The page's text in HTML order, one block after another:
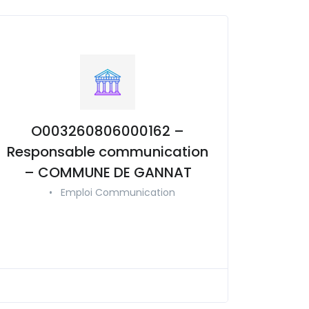
O003260806000162 –
Responsable communication
– COMMUNE DE GANNAT
• Emploi Communication